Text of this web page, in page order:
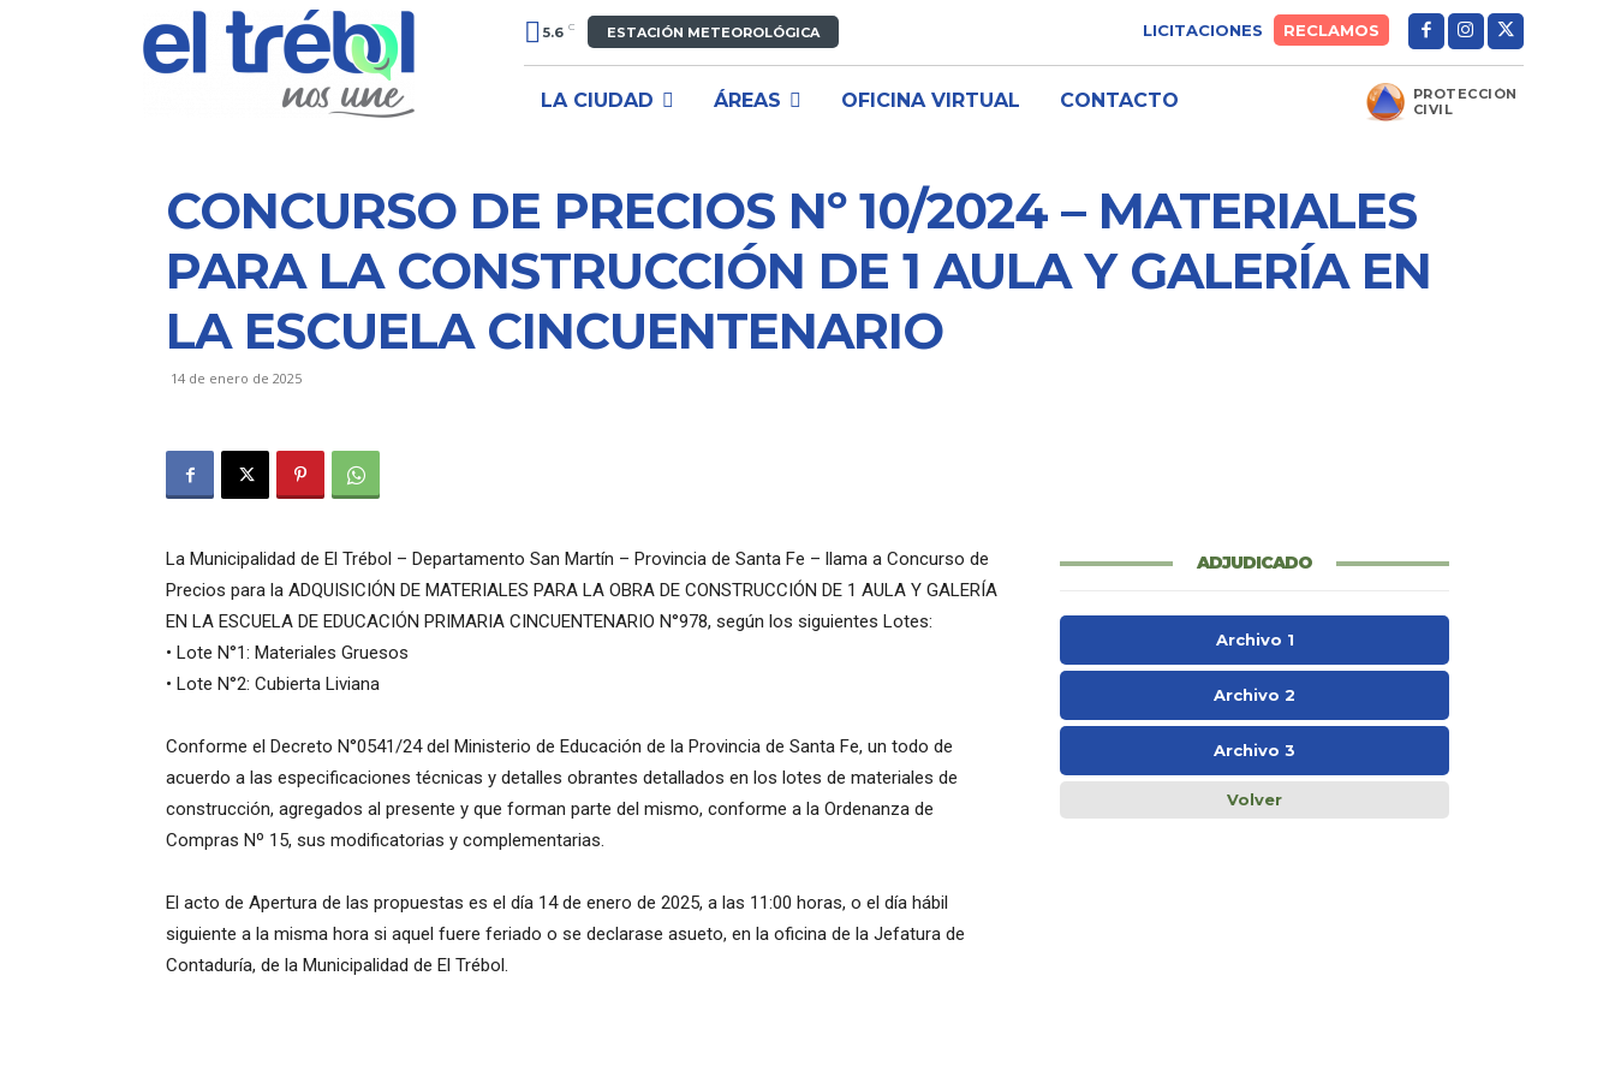
5.6 C ESTACIÓN METEOROLÓGICA LICITACIONES RECLAMOS
LA CIUDAD ÁREAS OFICINA VIRTUAL CONTACTO
PROTECCIÓN
CIVIL
CONCURSO DE PRECIOS Nº 10/2024 – MATERIALES
PARA LA CONSTRUCCIÓN DE 1 AULA Y GALERÍA EN
LA ESCUELA CINCUENTENARIO
14 de enero de 2025
La Municipalidad de El Trébol – Departamento San Martín – Provincia de Santa Fe – llama a Concurso de
Precios para la ADQUISICIÓN DE MATERIALES PARA LA OBRA DE CONSTRUCCIÓN DE 1 AULA Y GALERÍA
EN LA ESCUELA DE EDUCACIÓN PRIMARIA CINCUENTENARIO N°978, según los siguientes Lotes:
• Lote N°1: Materiales Gruesos
• Lote N°2: Cubierta Liviana
Conforme el Decreto N°0541/24 del Ministerio de Educación de la Provincia de Santa Fe, un todo de
acuerdo a las especificaciones técnicas y detalles obrantes detallados en los lotes de materiales de
construcción, agregados al presente y que forman parte del mismo, conforme a la Ordenanza de
Compras Nº 15, sus modificatorias y complementarias.
El acto de Apertura de las propuestas es el día 14 de enero de 2025, a las 11:00 horas, o el día hábil
siguiente a la misma hora si aquel fuere feriado o se declarase asueto, en la oficina de la Jefatura de
Contaduría, de la Municipalidad de El Trébol.
ADJUDICADO
Archivo 1
Archivo 2
Archivo 3
Volver